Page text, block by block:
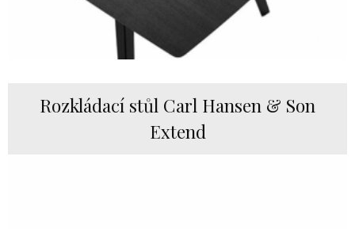
Rozkládací stůl Carl Hansen & Son
Extend